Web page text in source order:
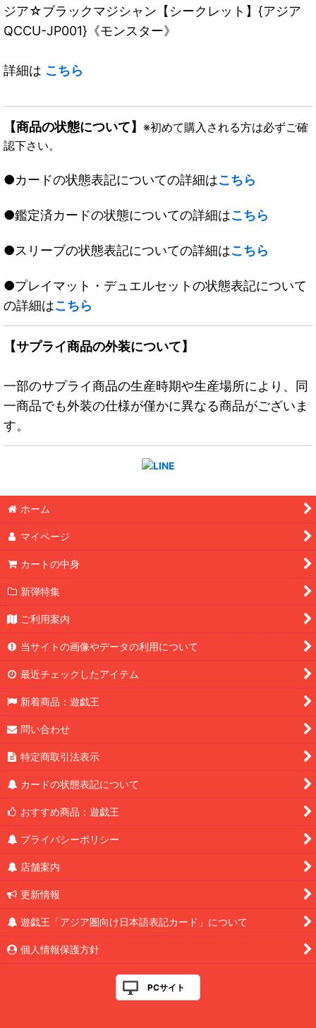
ジア☆ブラックマジシャン【シークレット】{アジア
QCCU-JP001}《モンスター》
詳細は こちら
【商品の状態について】 ※初めて購入される方は必ずご確
認下さい。
●カードの状態表記についての詳細はこちら
●鑑定済カードの状態についての詳細はこちら
●スリーブの状態表記についての詳細はこちら
●プレイマット・デュエルセットの状態表記について
の詳細はこちら
【サプライ商品の外装について】
一部のサプライ商品の生産時期や生産場所により、同
一商品でも外装の仕様が僅かに異なる商品がございま
す。
ホーム
マイページ
カートの中身
新弾特集
ご利用案内
当サイトの画像やデータの利用について
最近チェックしたアイテム
新着商品：遊戯王
問い合わせ
特定商取引法表示
カードの状態表記について
おすすめ商品：遊戯王
プライバシーポリシー
店舗案内
更新情報
遊戯王「アジア圏向け日本語表記カード」について
個人情報保護方針
PCサイト